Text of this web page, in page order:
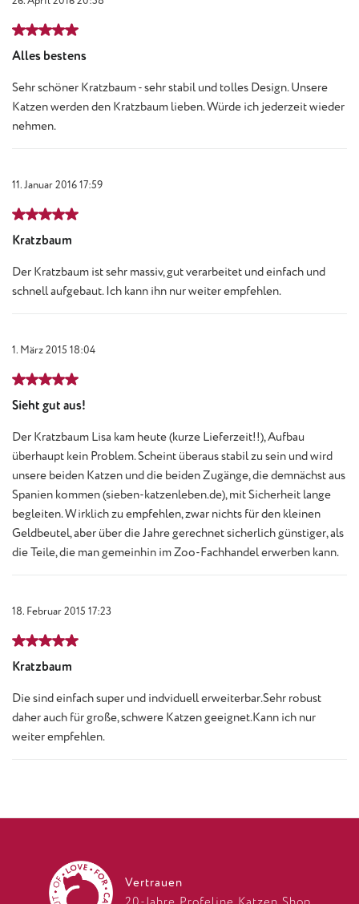
Bewertung mit 5 von 5 Sternen
Alles bestens
Sehr schöner Kratzbaum - sehr stabil und tolles Design. Unsere
Katzen werden den Kratzbaum lieben. Würde ich jederzeit wieder
nehmen.
11. Januar 2016 17:59
Bewertung mit 5 von 5 Sternen
Kratzbaum
Der Kratzbaum ist sehr massiv, gut verarbeitet und einfach und
schnell aufgebaut. Ich kann ihn nur weiter empfehlen.
1. März 2015 18:04
Bewertung mit 5 von 5 Sternen
Sieht gut aus!
Der Kratzbaum Lisa kam heute (kurze Lieferzeit!!), Aufbau
überhaupt kein Problem. Scheint überaus stabil zu sein und wird
unsere beiden Katzen und die beiden Zugänge, die demnächst aus
Spanien kommen (sieben-katzenleben.de), mit Sicherheit lange
begleiten. Wirklich zu empfehlen, zwar nichts für den kleinen
Geldbeutel, aber über die Jahre gerechnet sicherlich günstiger, als
die Teile, die man gemeinhin im Zoo-Fachhandel erwerben kann.
18. Februar 2015 17:23
Bewertung mit 5 von 5 Sternen
Kratzbaum
Die sind einfach super und indviduell erweiterbar.Sehr robust
daher auch für große, schwere Katzen geeignet.Kann ich nur
weiter empfehlen.
Vertrauen